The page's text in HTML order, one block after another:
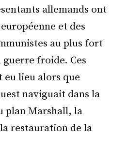
allemands ont
et des
au plus fort
guerre froide. Ces
eu lieu alors que
naviguait dans la
plan Marshall, la
restauration de la